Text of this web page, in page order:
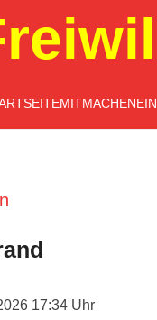
MITMACHEN
17:34 Uhr